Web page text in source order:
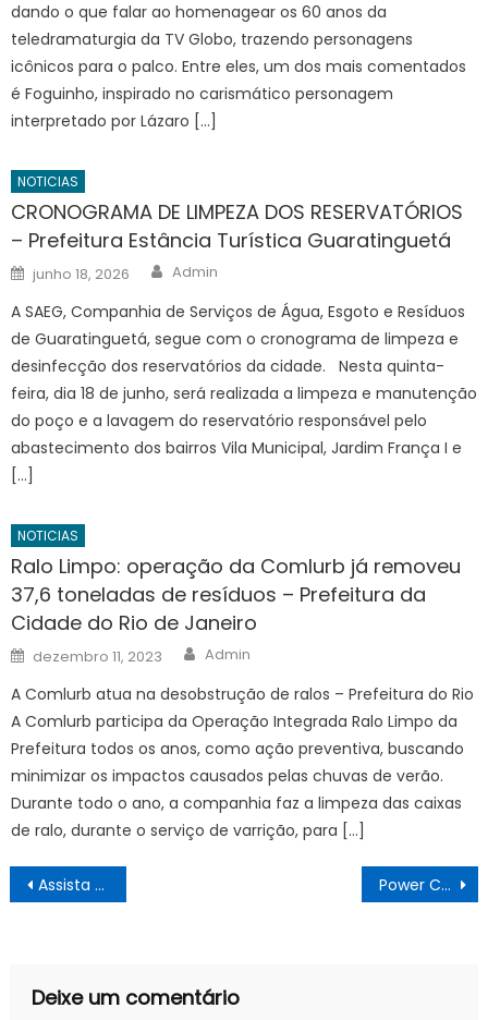
dando o que falar ao homenagear os 60 anos da
teledramaturgia da TV Globo, trazendo personagens
icônicos para o palco. Entre eles, um dos mais comentados
é Foguinho, inspirado no carismático personagem
interpretado por Lázaro […]
NOTICIAS
CRONOGRAMA DE LIMPEZA DOS RESERVATÓRIOS
– Prefeitura Estância Turística Guaratinguetá
Posted
on
junho 18, 2026 Author
Admin
A SAEG, Companhia de Serviços de Água, Esgoto e Resíduos
de Guaratinguetá, segue com o cronograma de limpeza e
desinfecção dos reservatórios da cidade. Nesta quinta-
feira, dia 18 de junho, será realizada a limpeza e manutenção
do poço e a lavagem do reservatório responsável pelo
abastecimento dos bairros Vila Municipal, Jardim França I e
[…]
NOTICIAS
Ralo Limpo: operação da Comlurb já removeu
37,6 toneladas de resíduos – Prefeitura da
Cidade do Rio de Janeiro
Posted
on
dezembro 11, 2023 Author
Admin
A Comlurb atua na desobstrução de ralos – Prefeitura do Rio
A Comlurb participa da Operação Integrada Ralo Limpo da
Prefeitura todos os anos, como ação preventiva, buscando
minimizar os impactos causados pelas chuvas de verão.
Durante todo o ano, a companhia faz a limpeza das caixas
de ralo, durante o serviço de varrição, para […]
Navegação
de
Assista Náutico x Novorizontino ao vivo SÁBADO (02/07) às 18:30 hs – BRASILEIRÃO SÉRIE B, PALPITES E RETROSPECTO Power Couple: Luana e Hadad vencem mais uma vez prova dos casais – POA SHOW
Deixe um comentário